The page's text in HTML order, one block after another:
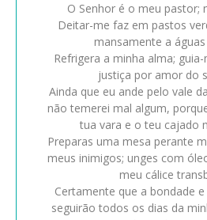
O Senhor é o meu pastor;
Deitar-me faz em pastos
mansamente a
Refrigera a minha alma;
justiça por amor do
Ainda que eu ande pelo vale
não temerei mal algum,
tua vara e o teu cajado
Preparas uma mesa perante
meus inimigos; unges com
meu cálice
Certamente que a bondade
seguirão todos os dias da